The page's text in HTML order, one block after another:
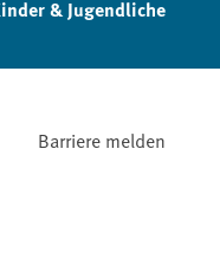
& Jugendliche
Barriere melden